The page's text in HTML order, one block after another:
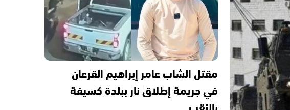
مقتل الشاب عامر إبراهيم القرعان
في جريمة إطلاق نار ببلدة كسيفة